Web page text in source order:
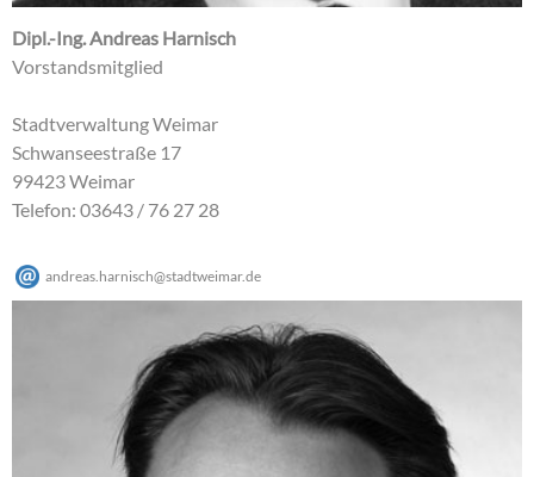
Dipl.-Ing. Andreas Harnisch
Vorstandsmitglied
Stadtverwaltung Weimar
Schwanseestraße 17
99423 Weimar
Telefon: 03643 / 76 27 28
andreas.harnisch@stadtweimar.de